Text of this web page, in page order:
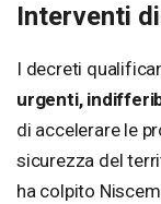
Interventi
I decreti
urgenti,
di accelerare le
sicurezza del
ha colpito